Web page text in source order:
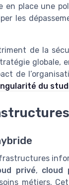
en place une
les
de la
globale,
de
du
privé, cloud
métiers.